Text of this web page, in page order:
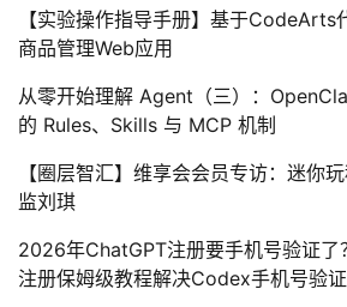
【实验操作指导手册】基于
商品管理Web应用
从零开始理解 Agent（三）：
的 Rules、Skills 与 MCP 机制
【圈层智汇】维享会会员专访：迷你
监刘琪
2026年ChatGPT注册要手机号验证了
注册保姆级教程解决Codex手机号验